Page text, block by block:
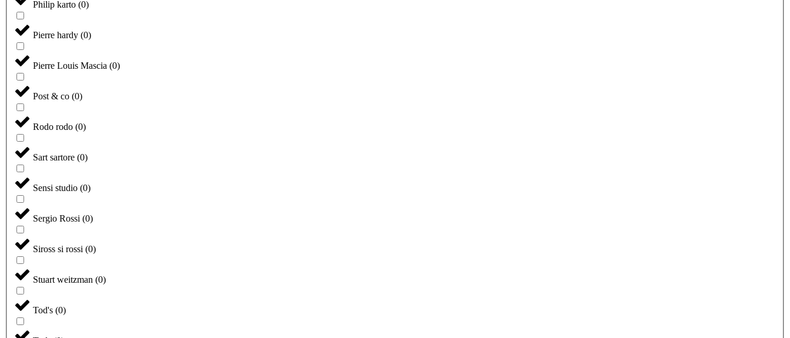
Philip karto (0)
Pierre hardy (0)
Pierre Louis Mascia (0)
Post & co (0)
Rodo rodo (0)
Sart sartore (0)
Sensi studio (0)
Sergio Rossi (0)
Siross si rossi (0)
Stuart weitzman (0)
Tod's (0)